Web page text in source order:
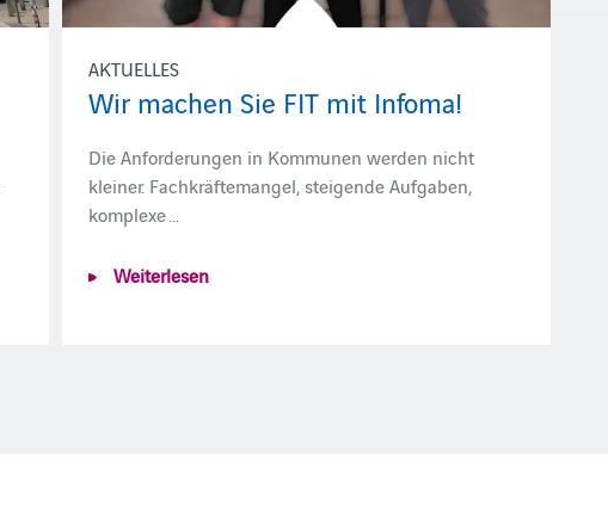
AKTUELLES
Wir machen Sie FIT mit Infoma!
Die Anforderungen in Kommunen werden nicht
kleiner. Fachkräftemangel, steigende Aufgaben,
komplexe …
Weiterlesen